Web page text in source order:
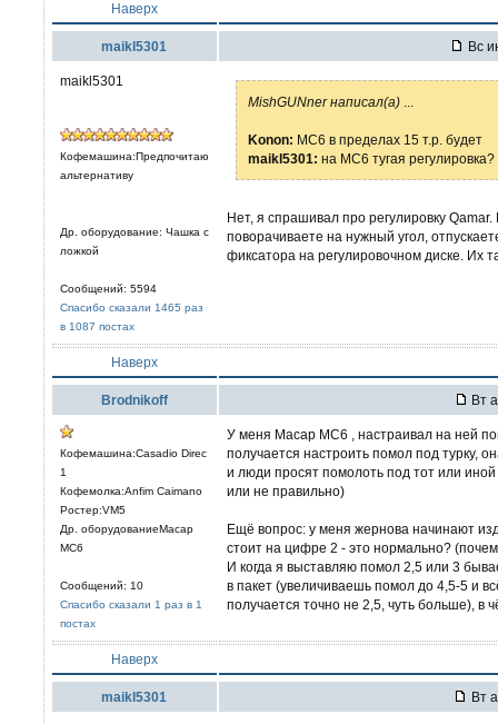
Наверх
maikl5301 Вс
maikl5301
Кофемашина:Предпочитаю
альтернативу
Др. оборудование: Чашка с
ложкой
Сообщений: 5594
Спасибо сказали 1465 раз
в 1087 постах
MishGUNner написал(а)
Konon: MC6 в пределах 15 т.р. будет
maikl5301: на МС6 тугая
Нет, я спрашивал про регулировку
поворачиваете на нужный угол,
фиксатора на регулировочном диске. Их
Наверх
Brodnikoff Вт
Кофемашина:Casadio Direc
1
Кофемолка:Anfim Caimano
Ростер:VM5
Др. оборудованиеMacap
MC6
Сообщений: 10
Спасибо сказали 1 раз в 1
постах
У меня Macap MC6 , настраивал на ней
получается настроить помол под турку,
и люди просят помолоть под тот или
или не правильно)
Ещё вопрос: у меня жернова начинают
стоит на цифре 2 - это нормально?
И когда я выставляю помол 2,5 или 3
в пакет (увеличиваешь помол до 4,5-5 и
получается точно не 2,5, чуть больше), в
Наверх
maikl5301 Вт